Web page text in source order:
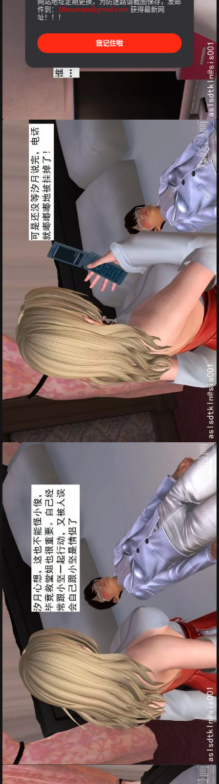
件到： 18rouman@gmail.com 获得最新网
址！！！
我记住啦